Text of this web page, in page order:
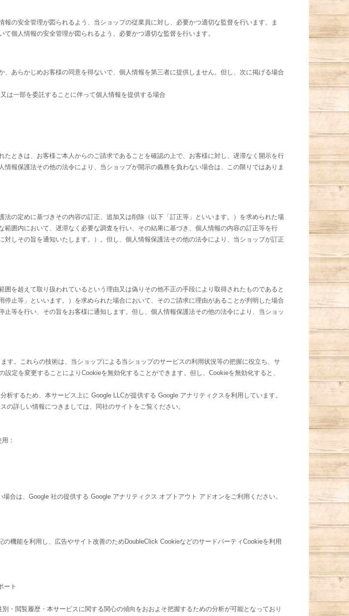
の安全管理が図られるよう、当ショップの従業員に対し、必要かつ適切な監督を行います。ま
個人情報の安全管理が図られるよう、必要かつ適切な監督を行います。
あらかじめお客様の同意を得ないで、個人情報を第三者に提供しません。但し、次に掲げる場合
は一部を委託することに伴って個人情報を提供する場合
ときは、お客様ご本人からのご請求であることを確認の上で、お客様に対し、遅滞なく開示を行
報保護法その他の法令により、当ショップが開示の義務を負わない場合は、この限りではありま
の定めに基づきその内容の訂正、追加又は削除（以下「訂正等」といいます。）を求められた場
囲内において、遅滞なく必要な調査を行い、その結果に基づき、個人情報の内容の訂正等を行
しその旨を通知いたします。）。但し、個人情報保護法その他の法令により、当ショップが訂正
を超えて取り扱われているという理由又は偽りその他不正の手段により取得されたものであると
止等」といいます。）を求められた場合において、そのご請求に理由があることが判明した場合
等を行い、その旨をお客様に通知します。但し、個人情報保護法その他の法令により、当ショッ
す。これらの技術は、当ショップによる当ショップのサービスの利用状況等の把握に役立ち、サ
定を変更することによりCookieを無効化することができます。但し、Cookieを無効化すると、
するため、本サービス上に Google LLCが提供する Google アナリティクスを利用しています。
詳しい情報につきましては、同社のサイトをご覧ください。
：
合は、Google 社の提供する Google アナリティクス オプトアウト アドオンをご利用ください。
機能を利用し、広告やサイト改善のためDoubleClick CookieなどのサードパーティCookieを利用
ート
・閲覧履歴・本サービスに関する関心の傾向をおおよそ把握するための分析が可能となっており